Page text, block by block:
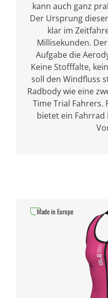
kann auch ganz
Der Ursprung
klar im
Millisekunden.
Aufgabe die
Keine Stofffalte,
soll den Windfluss
Radbody wie eine
Time Trial
bietet ein
Made in Europe